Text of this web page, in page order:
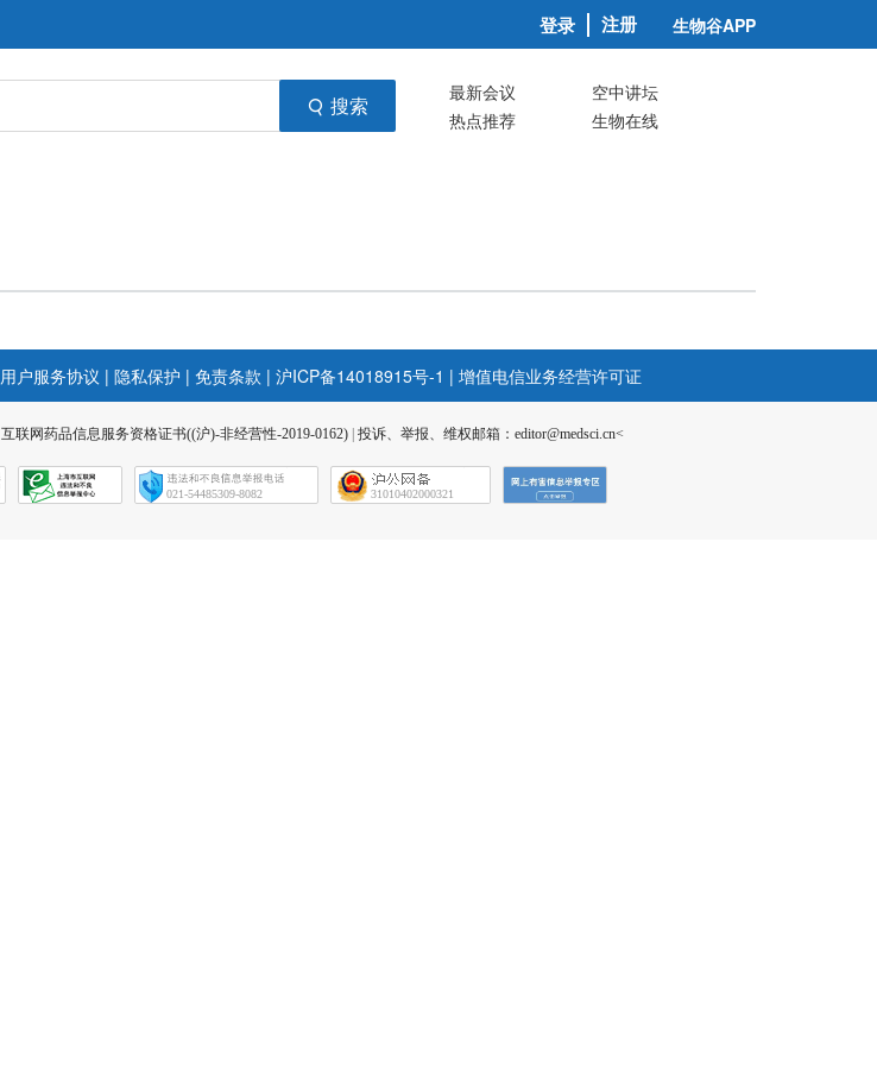
登录 注册 生物谷APP
搜索 最新会议
空中讲坛
热点推荐
生物在线
用户服务协议 | 隐私保护 | 免责条款 | 沪ICP备14018915号-1 | 增值电信业务经营许可证
互联网药品信息服务资格证书((沪)-非经营性-2019-0162) 投诉、举报、维权邮箱：editor@medsci.cn<
021-54485309-8082 31010402000321